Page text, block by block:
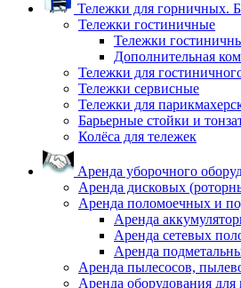
Тележки для горничных.
Тележки гостиничные
Тележки
Дополнительная
Тележки для
Тележки сервисные
Тележки для
Барьерные стойки и
Колёса для тележек
Аренда уборочного
Аренда дисковых
Аренда поломоечных и
Аренда
Аренда сетевых
Аренда
Аренда пылесосов,
Аренда оборудования